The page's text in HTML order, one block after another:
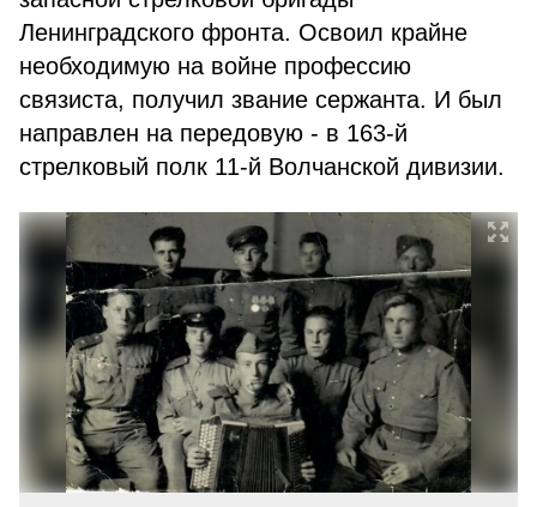
Ленинградского фронта. Освоил крайне
необходимую на войне профессию
связиста, получил звание сержанта. И был
направлен на передовую - в 163-й
стрелковый полк 11-й Волчанской дивизии.